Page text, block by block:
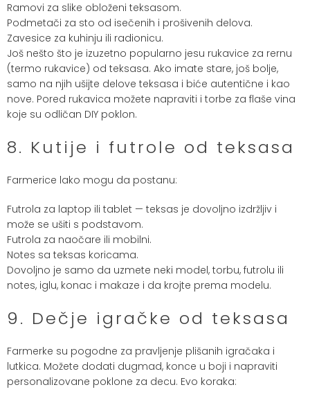
Ramovi za slike obloženi teksasom.
Podmetači za sto od isečenih i prošivenih delova.
Zavesice za kuhinju ili radionicu.
Još nešto što je izuzetno popularno jesu rukavice za rernu
(termo rukavice) od teksasa. Ako imate stare, još bolje,
samo na njih ušijte delove teksasa i biće autentične i kao
nove. Pored rukavica možete napraviti i torbe za flaše vina
koje su odličan DIY poklon.
8. Kutije i futrole od teksasa
Farmerice lako mogu da postanu:
Futrola za laptop ili tablet — teksas je dovoljno izdržljiv i
može se ušiti s podstavom.
Futrola za naočare ili mobilni.
Notes sa teksas koricama.
Dovoljno je samo da uzmete neki model, torbu, futrolu ili
notes, iglu, konac i makaze i da krojte prema modelu.
9. Dečje igračke od teksasa
Farmerke su pogodne za pravljenje plišanih igračaka i
lutkica. Možete dodati dugmad, konce u boji i napraviti
personalizovane poklone za decu. Evo koraka: